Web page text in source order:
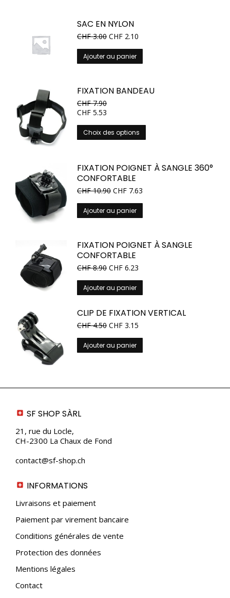
SAC EN NYLON
CHF3.00 CHF 2.10
Ajouter au panier
FIXATION BANDEAU
CHF7.90
CHF 5.53
Choix des options
produit
plusieurs
variations.
la
FIXATION POIGNET À SANGLE 360°
CONFORTABLE
CHF10.90 CHF 7.63
Ajouter au panier
FIXATION POIGNET À SANGLE
CONFORTABLE
CHF8.90 CHF 6.23
Ajouter au panier
CLIP DE FIXATION VERTICAL
CHF4.50 CHF 3.15
Ajouter au panier
SF SHOP SÀRL
21, rue du Locle,
CH-2300 La Chaux de Fond
contact@sf-shop.ch
INFORMATIONS
Livraisons et paiement
Paiement par virement bancaire
Conditions générales de vente
Protection des données
Mentions légales
Contact